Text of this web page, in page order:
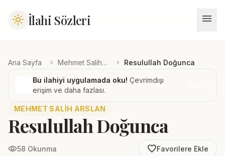
light_mode İlahi Sözleri menu
Ana Sayfa chevron_right Mehmet Salih Arslan chevron_right Resulullah Doğunca
Bu ilahiyi uygulamada oku! Çevrimdışı
erişim ve daha fazlası.
MEHMET SALIH ARSLAN
Resulullah Doğunca
visibility58 Okunma favorite_borderFavorilere Ekle